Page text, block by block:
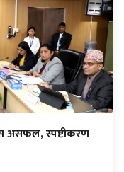
असफल, स्पष्टीकरण